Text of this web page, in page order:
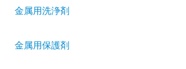
金属用洗浄剤
金属用保護剤